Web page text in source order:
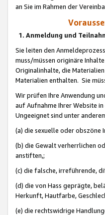
an Sie im Rahmen der
1. Anmeldung und
Sie leiten den
muss/müssen originäre
Originalinhalte, die
Materialien enthalten. Sie
Wir prüfen Ihre Anwendung
auf Aufnahme Ihrer Website
Ungeeignet sind unter
(a) die sexuelle oder obszöne
(b) die Gewalt verherrlichen
anstiften,;
(c) die falsche, irreführende,
(d) die von Hass geprägte,
Herkunft, Hautfarbe,
(e) die rechtswidrige